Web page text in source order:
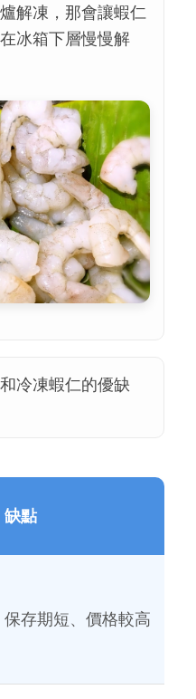
解凍，那會讓蝦仁
冰箱下層慢慢解
冷凍蝦仁的優缺
缺點
保存期短、價格較高